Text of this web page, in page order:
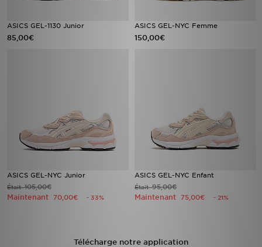
ASICS GEL-1130 Junior
85,00€
ASICS GEL-NYC Femme
150,00€
ASICS GEL-NYC Junior
Était105,00€
Maintenant 70,00€ - 33%
ASICS GEL-NYC Enfant
Était95,00€
Maintenant 75,00€ - 21%
Télécharge notre application